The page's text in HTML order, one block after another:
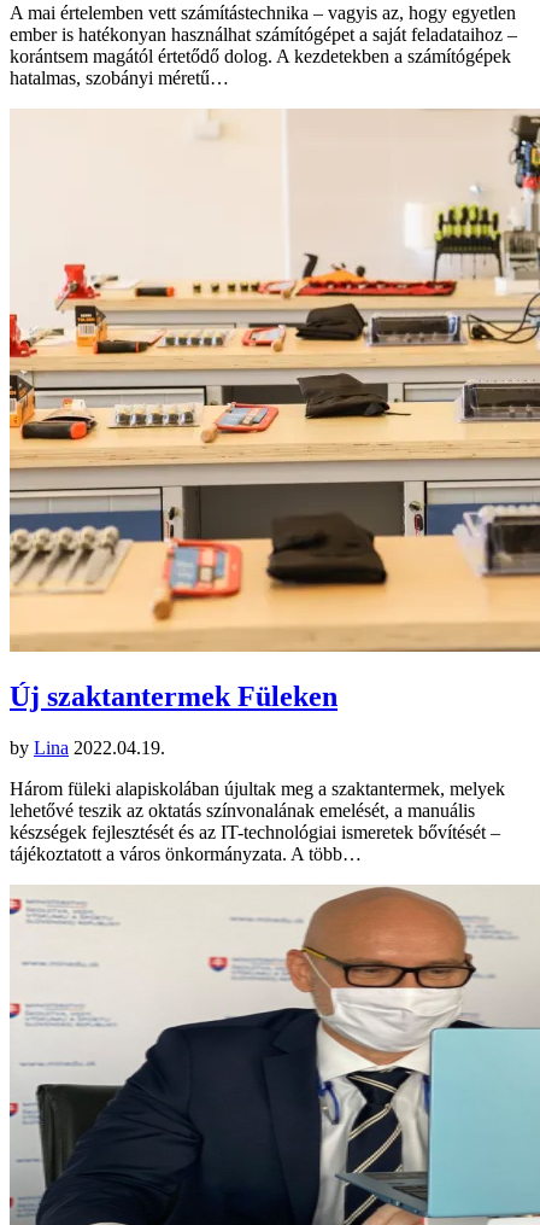
A mai értelemben vett számítástechnika – vagyis az, hogy egyetlen
ember is hatékonyan használhat számítógépet a saját feladataihoz –
korántsem magától értetődő dolog. A kezdetekben a számítógépek
hatalmas, szobányi méretű…
Új szaktantermek Füleken
by Lina 2022.04.19.
Három füleki alapiskolában újultak meg a szaktantermek, melyek
lehetővé teszik az oktatás színvonalának emelését, a manuális
készségek fejlesztését és az IT-technológiai ismeretek bővítését –
tájékoztatott a város önkormányzata. A több…